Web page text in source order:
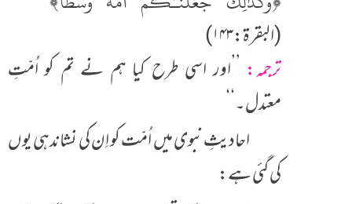
(البقرۃ:۱۴۳)
ترجمہ: ’’اور اسی طرح کیا ہم نے تم کو اُمّتِ
معتدل۔‘‘
احادیثِ نبوی میں اُمّت کو اِن کی نشاندہی یوں
کی گئی ہے: